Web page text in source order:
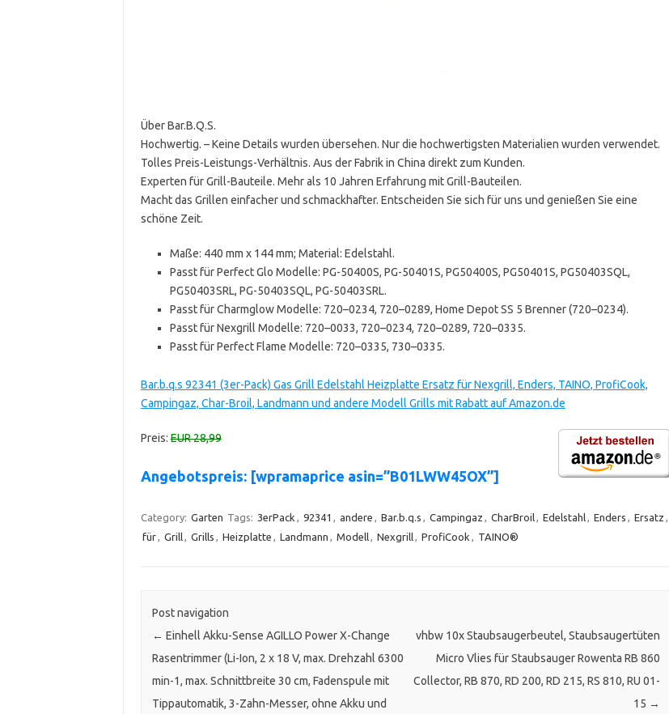
Über Bar.B.Q.S.
Hochwertig. – Keine Details wurden übersehen. Nur die hochwertigsten Materialien wurden verwendet.
Tolles Preis-Leistungs-Verhältnis. Aus der Fabrik in China direkt zum Kunden.
Experten für Grill-Bauteile. Mehr als 10 Jahren Erfahrung mit Grill-Bauteilen.
Macht das Grillen einfacher und schmackhafter. Entscheiden Sie sich für uns und genießen Sie eine
schöne Zeit.
Maße: 440 mm x 144 mm; Material: Edelstahl.
Passt für Perfect Glo Modelle: PG-50400S, PG-50401S, PG50400S, PG50401S, PG50403SQL,
PG50403SRL, PG-50403SQL, PG-50403SRL.
Passt für Charmglow Modelle: 720–0234, 720–0289, Home Depot SS 5 Brenner (720–0234).
Passt für Nexgrill Modelle: 720–0033, 720–0234, 720–0289, 720–0335.
Passt für Perfect Flame Modelle: 720–0335, 730–0335.
Bar.b.q.s 92341 (3er-Pack) Gas Grill Edelstahl Heizplatte Ersatz für Nexgrill, Enders, TAINO, ProfiCook,
Campingaz, Char-Broil, Landmann und andere Modell Grills mit Rabatt auf Amazon.de
Preis:EUR 28,99
Angebotspreis: [wpramaprice asin=”B01LWW45OX”]
Category: Garten Tags: 3erPack , 92341 , andere , Bar.b.q.s , Campingaz , CharBroil, Edelstahl, Enders , Ersatz ,
für, Grill, Grills , Heizplatte , Landmann , Modell, Nexgrill, ProfiCook , TAINO®
Post navigation
← Einhell Akku-Sense AGILLO Power X-Change
Rasentrimmer (Li-Ion, 2 x 18 V, max. Drehzahl 6300
min-1, max. Schnittbreite 30 cm, Fadenspule mit
Tippautomatik, 3-Zahn-Messer, ohne Akku und
vhbw 10x Staubsaugerbeutel, Staubsaugertüten
Micro Vlies für Staubsauger Rowenta RB 860
Collector, RB 870, RD 200, RD 215, RS 810, RU 01-
15 →